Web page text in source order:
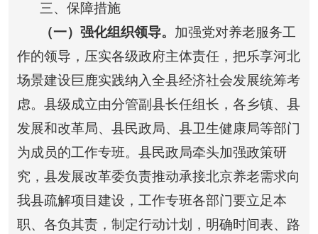
三、保障措施
（一）强化组织领导。 加强党对养老服务工
作的领导，压实各级政府主体责任，把乐享河北
场景建设巨鹿实践纳入全县经济社会发展统筹考
虑。县级成立由分管副县长任组长，各乡镇、县
发展和改革局、县民政局、县卫生健康局等部门
为成员的工作专班。县民政局牵头加强政策研
究，县发展改革委负责推动承接北京养老需求向
我县疏解项目建设，工作专班各部门要立足本
职、各负其责，制定行动计划，明确时间表、路